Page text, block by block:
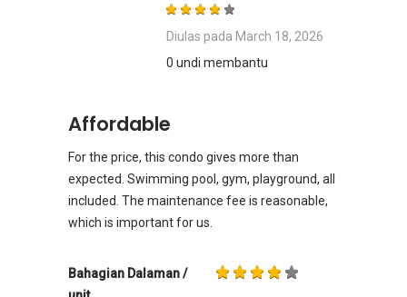
Diulas pada March 18, 2026
0 undi membantu
Affordable
For the price, this condo gives more than
expected. Swimming pool, gym, playground, all
included. The maintenance fee is reasonable,
which is important for us.
Bahagian Dalaman /